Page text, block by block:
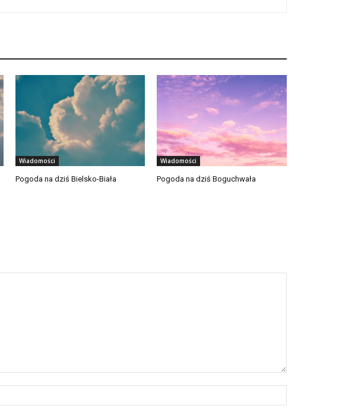
Wiadomości
Pogoda na dziś Bielsko-Biała
Wiadomości
Pogoda na dziś Boguchwała